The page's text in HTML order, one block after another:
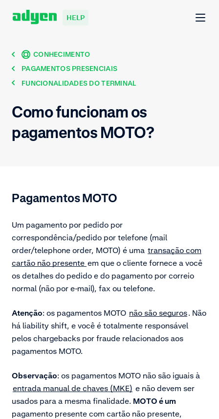
HELP
CONHECIMENTO
PAGAMENTOS PRESENCIAIS
FUNCIONALIDADES DO TERMINAL
Como funcionam os
pagamentos MOTO?
Pagamentos MOTO
Um pagamento por pedido por
correspondência/pedido por telefone (mail
order/telephone order, MOTO) é uma transação com
cartão não presente em que o cliente fornece a você
os detalhes do pedido e do pagamento por correio
normal (não por e-mail), fax ou telefone.
Atenção: os pagamentos MOTO não são seguros. Não
há liability shift, e você é totalmente responsável
pelos chargebacks por fraude relacionados aos
pagamentos MOTO.
Observação: os pagamentos MOTO não são iguais à
entrada manual de chaves (MKE) e não devem ser
usados para a mesma finalidade. MOTO é um
pagamento presente com cartão não presente,